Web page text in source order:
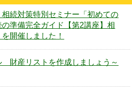
相続対策特別セミナー「初めての
準備完全ガイド【第2講座】相
開催しました！
財産リストを作成しましょう～